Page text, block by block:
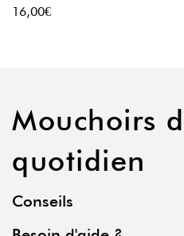
16,00€
Mouchoirs
quotidien
Conseils